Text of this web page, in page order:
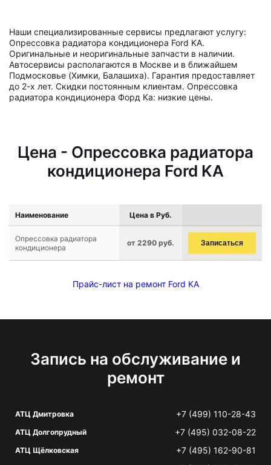
Наши специализированные сервисы предлагают услугу:
Опрессовка радиатора кондиционера Ford KA.
Оригинальные и неоригинальные запчасти в наличии.
Автосервисы располагаются в Москве и в ближайшем
Подмосковье (Химки, Балашиха). Гарантия предоставляет
до 2-х лет. Скидки постоянным клиентам. Опрессовка
радиатора кондиционера Форд Ка: низкие цены.
Цена - Опрессовка радиатора
кондиционера Ford KA
Наименование Цена в Руб.
Опрессовка радиатора
кондиционера
от 2290 руб. Записаться
Прайс-лист на ремонт Ford KA
Запись на обслуживание и
ремонт
АТЦ Дмитровка +7 (499) 110-28-43
АТЦ Долгопрудный +7 (495) 032-08-22
АТЦ Щёлковская +7 (495) 162-90-81